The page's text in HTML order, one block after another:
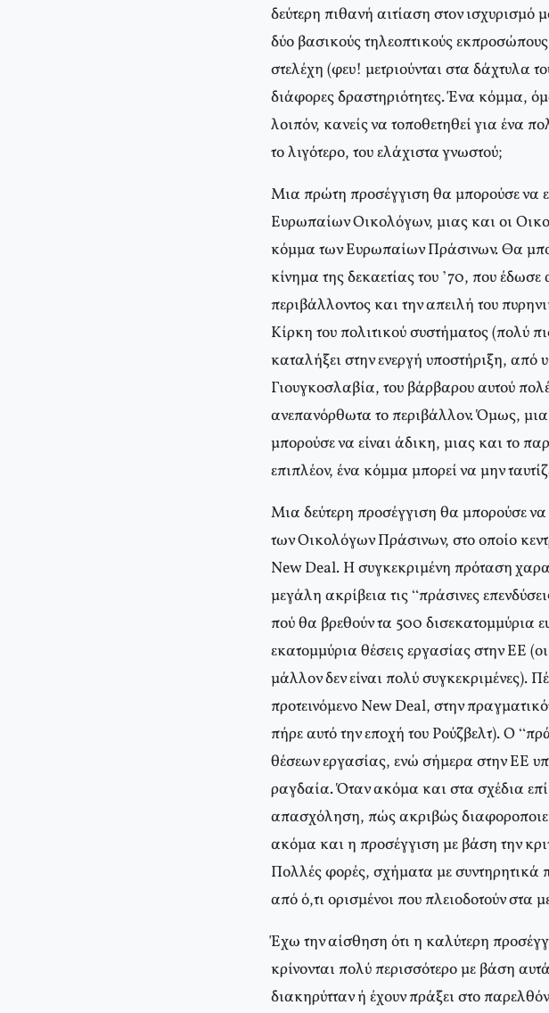
δεύτερη πιθανή αιτίαση στον
δύο βασικούς τηλεοπτικούς
στελέχη (φευ! μετριούνται στα δάχτυλα
διάφορες δραστηριότητες. Ένα κόμμα,
λοιπόν, κανείς να τοποθετηθεί για ένα
το λιγότερο, του ελάχιστα γνωστού;
Μια πρώτη προσέγγιση θα μπορούσε να
Ευρωπαίων Οικολόγων, μιας και οι
κόμμα των Ευρωπαίων Πράσινων. Θα
κίνημα της δεκαετίας του ’70, που
περιβάλλοντος και την απειλή του
Κίρκη του πολιτικού συστήματος
καταλήξει στην ενεργή υποστήριξη, από
Γιουγκοσλαβία, του βάρβαρου αυτού
ανεπανόρθωτα το περιβάλλον. Όμως,
μπορούσε να είναι άδικη, μιας και το
επιπλέον, ένα κόμμα μπορεί να μην
Μια δεύτερη προσέγγιση θα μπορούσε
των Οικολόγων Πράσινων, στο οποίο
New Deal. Η συγκεκριμένη πρόταση
μεγάλη ακρίβεια τις “πράσινες
πού θα βρεθούν τα 500 δισεκατομμύρια
εκατομμύρια θέσεις εργασίας στην ΕΕ
μάλλον δεν είναι πολύ συγκεκριμένες).
προτεινόμενο New Deal, στην
πήρε αυτό την εποχή του Ρούζβελτ). Ο
θέσεων εργασίας, ενώ σήμερα στην ΕΕ
ραγδαία. Όταν ακόμα και στα σχέδια επί
απασχόληση, πώς ακριβώς
ακόμα και η προσέγγιση με βάση την
Πολλές φορές, σχήματα με συντηρητικά
από ό,τι ορισμένοι που πλειοδοτούν στα
Έχω την αίσθηση ότι η καλύτερη
κρίνονται πολύ περισσότερο με βάση
διακηρύτταν ή έχουν πράξει στο